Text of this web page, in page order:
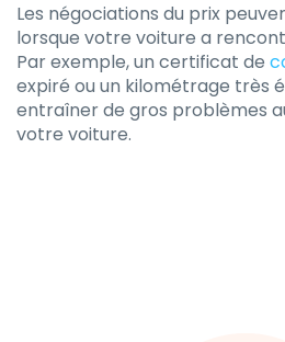
Les négociations du prix
lorsque votre voiture a
Par exemple, un certificat de
expiré ou un kilométrage très
entraîner de gros problèmes
votre voiture.